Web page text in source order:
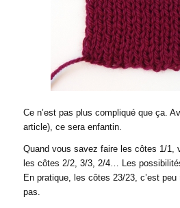
Ce n’est pas plus compliqué que ça.
article), ce sera enfantin.
Quand vous savez faire les côtes 1/1,
les côtes 2/2, 3/3, 2/4… Les
En pratique, les côtes 23/23, c’est
pas.